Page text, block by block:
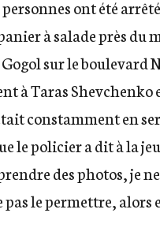
ont été
à salade près
sur le
à Taras Shevchenko
constamment en
le policier a dità la
des photos, je
le permettre, alors